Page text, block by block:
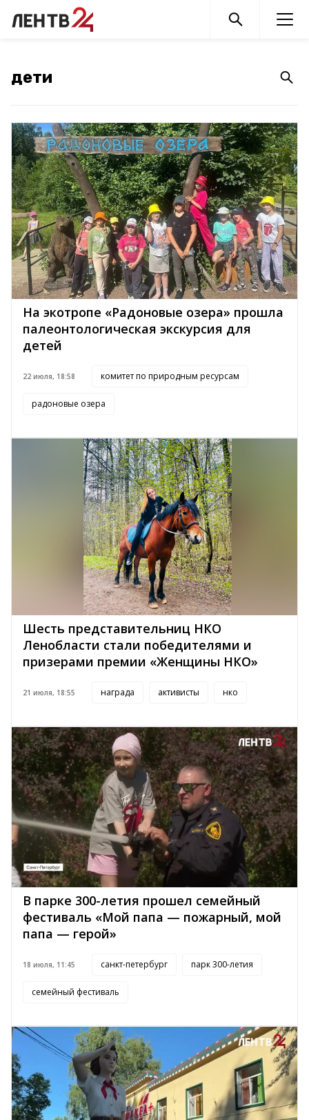
На экотропе «Радоновые озера» прошла
палеонтологическая экскурсия для
детей
22 июля, 18:58 комитет по природным ресурсам
радоновые озера
Шесть представительниц НКО
Ленобласти стали победителями и
призерами премии «Женщины НКО»
21 июля, 18:55 награда активисты нко
В парке 300-летия прошел семейный
фестиваль «Мой папа — пожарный, мой
папа — герой»
18 июля, 11:45 санкт-петербург парк 300-летия
семейный фестиваль